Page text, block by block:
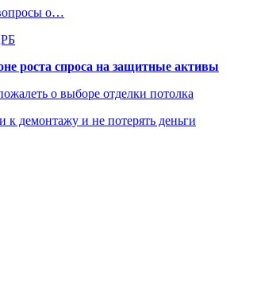
о…
роста спроса на защитные активы
о выборе отделки потолка
к демонтажу и не потерять деньги